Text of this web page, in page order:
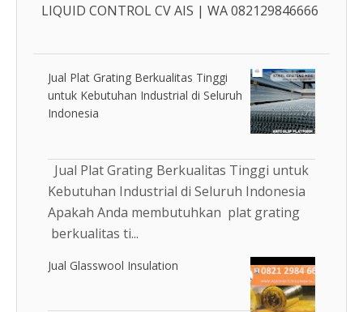
LIQUID CONTROL CV AIS | WA 082129846666
Jual Plat Grating Berkualitas Tinggi
untuk Kebutuhan Industrial di Seluruh
Indonesia
Jual Plat Grating Berkualitas Tinggi untuk
Kebutuhan Industrial di Seluruh Indonesia
Apakah Anda membutuhkan plat grating
berkualitas ti...
Jual Glasswool Insulation